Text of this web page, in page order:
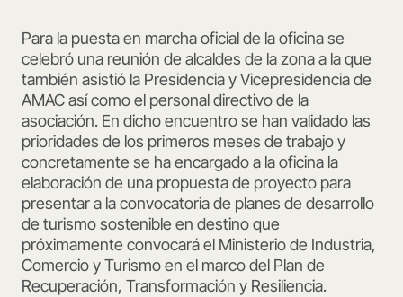
Para la puesta en marcha oficial de la oficina se
celebró una reunión de alcaldes de la zona a la que
también asistió la Presidencia y Vicepresidencia de
AMAC así como el personal directivo de la
asociación. En dicho encuentro se han validado las
prioridades de los primeros meses de trabajo y
concretamente se ha encargado a la oficina la
elaboración de una propuesta de proyecto para
presentar a la convocatoria de planes de desarrollo
de turismo sostenible en destino que
próximamente convocará el Ministerio de Industria,
Comercio y Turismo en el marco del Plan de
Recuperación, Transformación y Resiliencia.